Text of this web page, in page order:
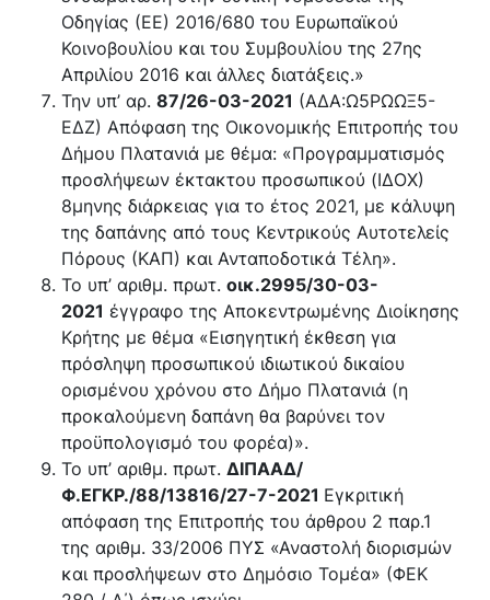
Οδηγίας (ΕΕ) 2016/680 του Ευρωπαϊκού
Κοινοβουλίου και του Συμβουλίου της 27ης
Απριλίου 2016 και άλλες διατάξεις.»
Την υπ’ αρ. 87/26-03-2021 (ΑΔΑ:Ω5ΡΩΩΞ5-
ΕΔΖ) Απόφαση της Οικονομικής Επιτροπής του
Δήμου Πλατανιά με θέμα: «Προγραμματισμός
προσλήψεων έκτακτου προσωπικού (ΙΔΟΧ)
8μηνης διάρκειας για το έτος 2021, με κάλυψη
της δαπάνης από τους Κεντρικούς Αυτοτελείς
Πόρους (ΚΑΠ) και Ανταποδοτικά Τέλη».
Το υπ’ αριθμ. πρωτ. οικ.2995/30-03-
2021 έγγραφο της Αποκεντρωμένης Διοίκησης
Κρήτης με θέμα «Εισηγητική έκθεση για
πρόσληψη προσωπικού ιδιωτικού δικαίου
ορισμένου χρόνου στο Δήμο Πλατανιά (η
προκαλούμενη δαπάνη θα βαρύνει τον
προϋπολογισμό του φορέα)».
Το υπ’ αριθμ. πρωτ. ΔΙΠΑΑΔ/
Φ.ΕΓΚΡ./88/13816/27-7-2021 Εγκριτική
απόφαση της Επιτροπής του άρθρου 2 παρ.1
της αριθμ. 33/2006 ΠΥΣ «Αναστολή διορισμών
και προσλήψεων στο Δημόσιο Τομέα» (ΦΕΚ